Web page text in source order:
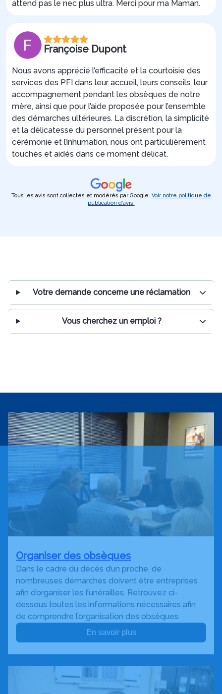
attend pas le nec plus ultra. Merci pour ma Maman.
Françoise Dupont
Nous avons apprécié l’efficacité et la courtoisie des
services des PFI dans leur accueil, leurs conseils, leur
accompagnement pendant les obsèques de notre
mère, ainsi que pour l’aide proposée pour l’ensemble
des démarches ultérieures. La discrétion, la simplicité
et la délicatesse du personnel présent pour la
cérémonie et l’inhumation, nous ont particulièrement
touchés et aidés dans ce moment délicat.
Tous les avis sont collectés et modérés par Google. Voir notre politique de
publication d’avis.
Votre demande concerne une réclamation
Vous cherchez un emploi ?
Organiser des obsèques
Dans le cadre du décès d’un proche, de
nombreuses démarches doivent être entreprises
afin d’organiser les funérailles. Retrouvez ci-
dessous toutes les informations nécessaires afin
de comprendre l’organisation des obsèques.
En savoir plus